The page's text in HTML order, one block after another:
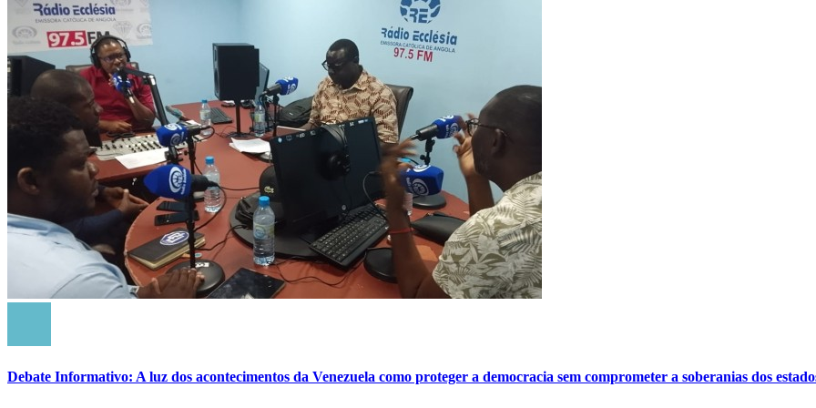
Debate Informativo: A luz dos acontecimentos da Venezuela como proteger a democracia sem comprometer a soberanias dos